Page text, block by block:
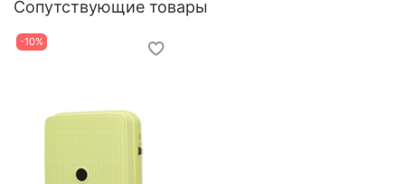
Сопутствующие товары
-10%